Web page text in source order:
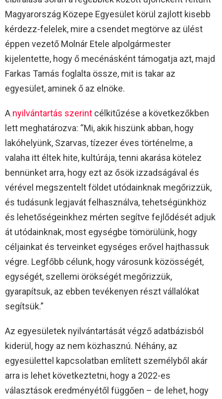
Magyarország Közepe Egyesület körül zajlott kisebb
kérdezz-felelek, mire a csendet megtörve az ülést
éppen vezető Molnár Etele alpolgármester
kijelentette, hogy ő mecénásként támogatja azt, majd
Farkas Tamás foglalta össze, mit is takar az
egyesület, aminek ő az elnöke.
A nyilvántartás szerint célkitűzése a következőkben
lett meghatározva: “Mi, akik hiszünk abban, hogy
lakóhelyünk, Szarvas, tízezer éves történelme, a
valaha itt éltek hite, kultúrája, tenni akarása kötelez
bennünket arra, hogy ezt az ősök izzadságával és
vérével megszentelt földet utódainknak megőrizzük,
és tudásunk legjavát felhasználva, tehetségünkhöz
és lehetőségeinkhez mérten segítve fejlődését adjuk
át utódainknak, most egységbe tömörülünk, hogy
céljainkat és terveinket egységes erővel hajthassuk
végre. Legfőbb célunk, hogy városunk közösségét,
egységét, szellemi örökségét megőrizzük,
gyarapítsuk, az ebben tevékenyen részt vállalókat
segítsük.”
Az egyesületek nyilvántartását végző adatbázisból
kiderül, hogy az nem közhasznú. Néhány, az
egyesülettel kapcsolatban említett személyből akár
arra is lehet következtetni, hogy a 2022-es
választások eredményétől függően – de lehet, hogy